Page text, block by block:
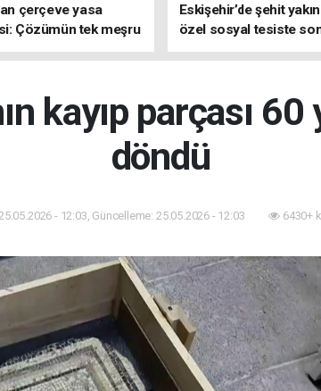
çerçeve yasa
Çözümün tek meşru
Eskişehir’de şehit
özel sosyal tesiste
kayıp parçası
döndü
- 12:03, Güncelleme: 25.05.2026 - 12:03 6430+